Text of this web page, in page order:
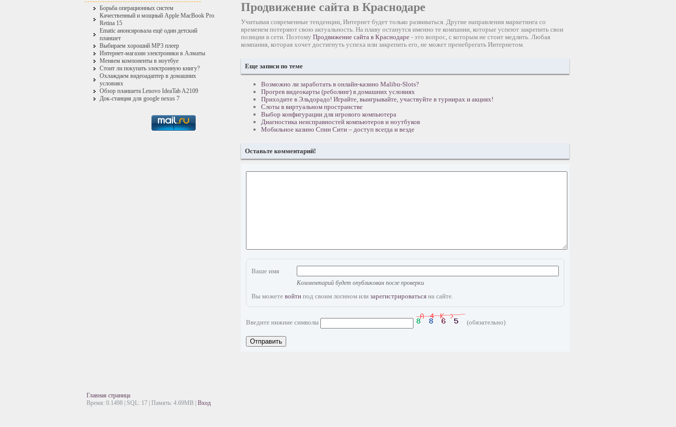
Борьба операционных систем
Качественный и мощный Apple MacBook Pro
Retina 15
Ematic анонсировала ещё один детский
планшет
Выбираем хороший MP3 плеер
Интернет-магазин электроники в Алматы
Меняем компоненты в ноутбуе
Стоит ли покупать электронную книгу?
Охлаждаем видеоадаптер в домашних
условиях
Обзор планшета Lenovo IdeaTab A2109
Док-станция для google nexus 7
Продвижение сайта в Краснодаре
Учитывая современные тенденции, Интернет будет только развиваться. Другие направления маркетинга со
временем потеряют свою актуальность. На плаву останутся именно те компании, которые успеют закрепить свои
позиции в сети. Поэтому Продвижение сайта в Краснодаре - это вопрос, с которым не стоит медлить. Любая
компания, которая хочет достигнуть успеха или закрепить его, не может пренебрегать Интернетом.
Еще записи по теме
Возможно ли заработать в онлайн-казино Malibu-Slots?
Прогрев видеокарты (реболинг) в домашних условиях
Приходите в Эльдорадо! Играйте, выигрывайте, участвуйте в турнирах и акциях!
Слоты в виртуальном пространстве
Выбор конфигурации для игрового компьютера
Диагностика неисправностей компьютеров и ноутбуков
Мобильное казино Спин Сити – доступ всегда и везде
Оставьте комментарий!
Ваше имя
Комментарий будет опубликован после проверки
Вы можете войти под своим логином или зарегистрироваться на сайте.
Введите нижние символы (обязательно)
Отправить
Главная страница
Время: 0.1498 | SQL: 17 | Память: 4.69MB Вход